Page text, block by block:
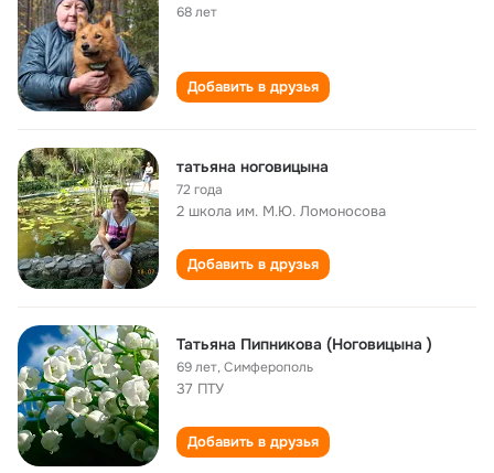
68 лет
Добавить в друзья
татьяна ноговицына
72 года
2 школа им. М.Ю. Ломоносова
Добавить в друзья
Татьяна Пипникова (Ноговицына )
69 лет,Симферополь
37 ПТУ
Добавить в друзья